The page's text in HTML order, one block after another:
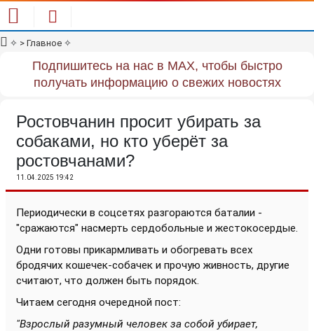
✧ > Главное ✧
Подпишитесь на нас в MAX, чтобы быстро
получать информацию о свежих новостях
Ростовчанин просит убирать за
собаками, но кто уберёт за
ростовчанами?
11.04.2025 19:42
Периодически в соцсетях разгораются баталии -
"сражаются" насмерть сердобольные и жестокосердые.
Одни готовы прикармливать и обогревать всех
бродячих кошечек-собачек и прочую живность, другие
считают, что должен быть порядок.
Читаем сегодня очередной пост:
"Взрослый разумный человек за собой убирает,